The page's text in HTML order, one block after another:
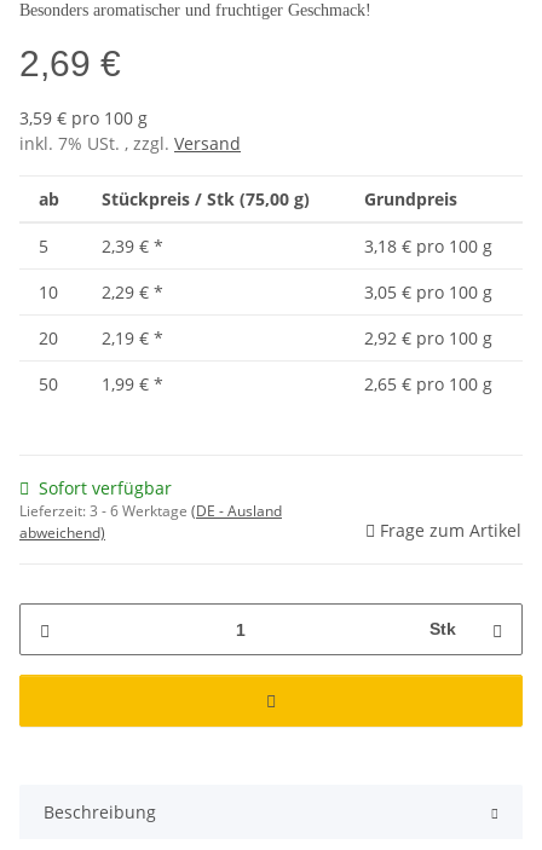
Besonders aromatischer und fruchtiger Geschmack!
2,69 €
3,59 € pro 100 g
inkl. 7% USt. , zzgl. Versand
ab Stückpreis / Stk (75,00 g) Grundpreis
5 2,39 € *
3,18 € pro 100 g
10
2,29 € *
3,05 € pro 100 g
20
2,19 € *
2,92 € pro 100 g
50
1,99 € * 2,65 € pro 100 g
Sofort verfügbar
Lieferzeit:3 - 6 Werktage (DE - Ausland
abweichend)
Frage zum Artikel
Stk
Beschreibung